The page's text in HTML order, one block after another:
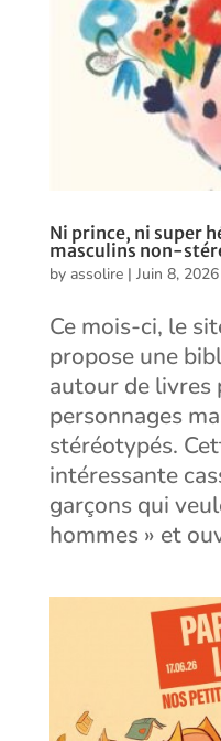
Ni prince, ni super
masculins non-
by assolire| Juin 8, 2026
Ce mois-ci, le
propose une
autour de livres
personnages
stéréotypés.
intéressante
garçons qui
hommes » et